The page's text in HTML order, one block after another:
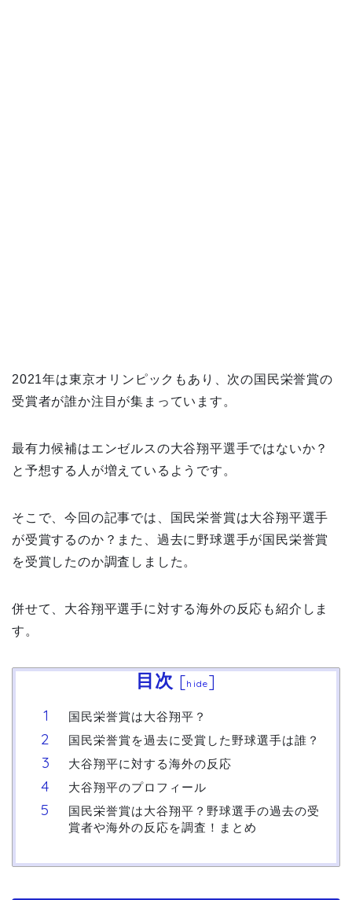
2021年は東京オリンピックもあり、次の国民栄誉賞の
受賞者が誰か注目が集まっています。
最有力候補はエンゼルスの大谷翔平選手ではないか？
と予想する人が増えているようです。
そこで、今回の記事では、国民栄誉賞は大谷翔平選手
が受賞するのか？また、過去に野球選手が国民栄誉賞
を受賞したのか調査しました。
併せて、大谷翔平選手に対する海外の反応も紹介しま
す。
目次 [hide]
国民栄誉賞は大谷翔平？
国民栄誉賞を過去に受賞した野球選手は誰？
大谷翔平に対する海外の反応
大谷翔平のプロフィール
国民栄誉賞は大谷翔平？野球選手の過去の受
賞者や海外の反応を調査！まとめ